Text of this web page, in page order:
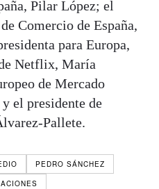
Pilar López; el
Comercio de España,
para Europa,
Netflix, María
de Mercado
el presidente de
Pallete.
PEDRO SÁNCHEZ